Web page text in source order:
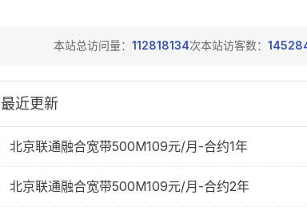
本站总访问量： 112818134次本站访客数：
最近更新
北京联通融合宽带500M109元/月-合约1年
北京联通融合宽带500M109元/月-合约2年